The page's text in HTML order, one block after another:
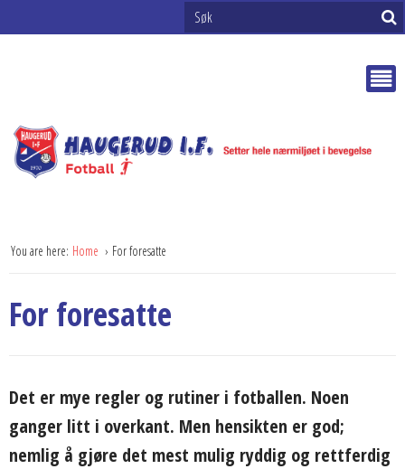
You are here: Home For foresatte
For foresatte
Det er mye regler og rutiner i fotballen. Noen
ganger litt i overkant. Men hensikten er god;
nemlig å gjøre det mest mulig ryddig og rettferdig